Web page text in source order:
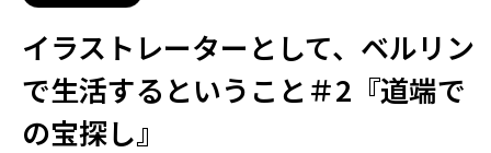
著者一覧
ライター募集
イラストレーターとして、ベルリン
で生活するということ＃2『道端で
の宝探し』